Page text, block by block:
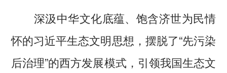
深汲中华文化底蕴、饱含济世为民情
怀的习近平生态文明思想，摆脱了“先污染
后治理”的西方发展模式，引领我国生态文